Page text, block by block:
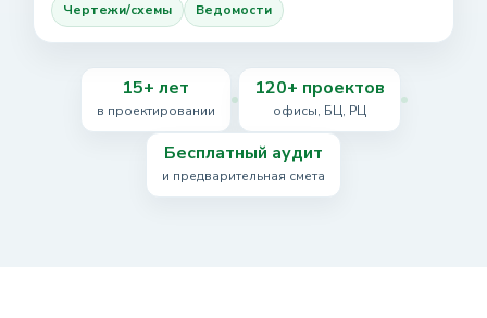
Чертежи/схемы Ведомости
15+ лет
в проектировании
120+ проектов
офисы, БЦ, РЦ
Бесплатный аудит
и предварительная смета